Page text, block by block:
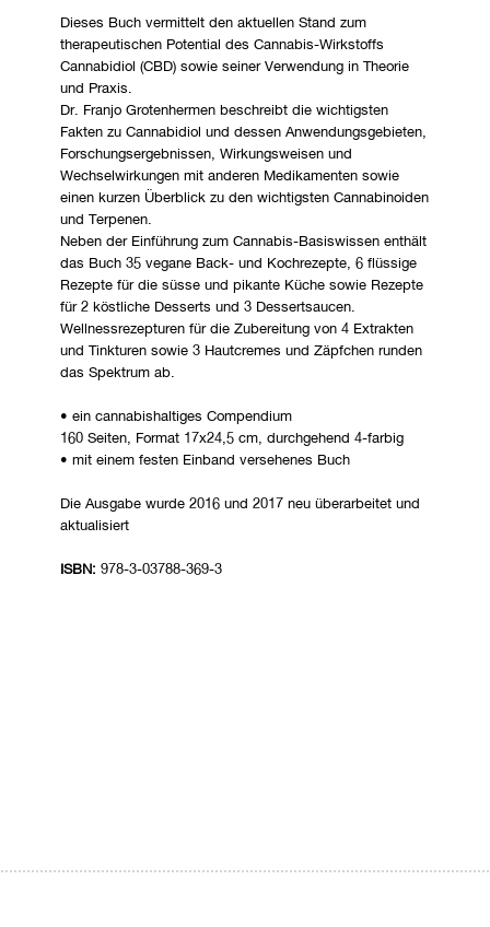
Dieses Buch vermittelt den aktuellen Stand zum
therapeutischen Potential des Cannabis-Wirkstoffs
Cannabidiol (CBD) sowie seiner Verwendung in Theorie
und Praxis.
Dr. Franjo Grotenhermen beschreibt die wichtigsten
Fakten zu Cannabidiol und dessen Anwendungsgebieten,
Forschungsergebnissen, Wirkungsweisen und
Wechselwirkungen mit anderen Medikamenten sowie
einen kurzen Überblick zu den wichtigsten Cannabinoiden
und Terpenen.
Neben der Einführung zum Cannabis-Basiswissen enthält
das Buch 35 vegane Back- und Kochrezepte, 6 flüssige
Rezepte für die süsse und pikante Küche sowie Rezepte
für 2 köstliche Desserts und 3 Dessertsaucen.
Wellnessrezepturen für die Zubereitung von 4 Extrakten
und Tinkturen sowie 3 Hautcremes und Zäpfchen runden
das Spektrum ab.
• ein cannabishaltiges Compendium
160 Seiten, Format 17x24,5 cm, durchgehend 4-farbig
• mit einem festen Einband versehenes Buch
Die Ausgabe wurde 2016 und 2017 neu überarbeitet und
aktualisiert
ISBN: 978-3-03788-369-3